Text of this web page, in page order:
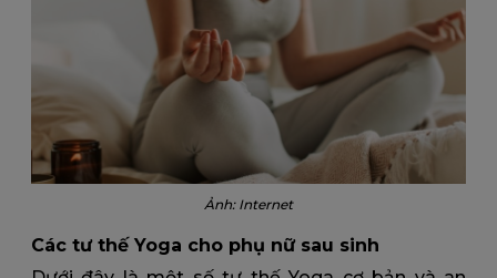
Ảnh: Internet
Các tư thế Yoga cho phụ nữ sau sinh